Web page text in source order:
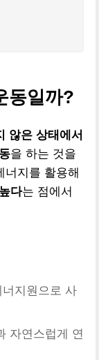
동일까?
않은 상태에서
을 하는 것을
너지를 활용해
다는 점에서
지원으로 사
자연스럽게 연